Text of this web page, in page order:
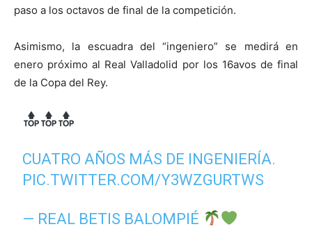
paso a los octavos de final de la competición.
Asimismo, la escuadra del “ingeniero” se medirá en
enero próximo al Real Valladolid por los 16avos de final
de la Copa del Rey.
CUATRO AÑOS MÁS DE INGENIERÍA.
PIC.TWITTER.COM/Y3WZGURTWS
— REAL BETIS BALOMPIÉ